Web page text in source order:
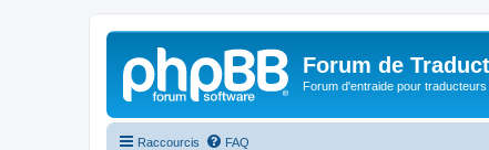
Forum de
Forum d'entraide pour
Raccourcis FAQ